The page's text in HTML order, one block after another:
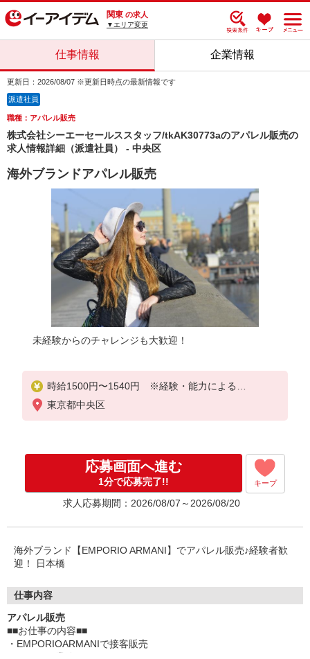
関東 の求人
▼エリア変更
仕事情報 企業情報
更新日：2026/08/07 ※更新日時点の最新情報です
派遣社員
職種：アパレル販売
株式会社シーエーセールススタッフ/tkAK30773aのアパレル販売の
求人情報詳細（派遣社員） - 中央区
海外ブランドアパレル販売
未経験からのチャレンジも大歓迎！
時給1500円〜1540円 ※経験・能力による
上記給与＋時間外勤務手当＋交通費支給◎
東京都中央区
応募画面へ進む
1分で応募完了!! キープ
求人応募期間：2026/08/07～2026/08/20
海外ブランド【EMPORIO ARMANI】でアパレル販売♪経験者歓
迎！ 日本橋
仕事内容
アパレル販売
■■お仕事の内容■■
・EMPORIOARMANIで接客販売